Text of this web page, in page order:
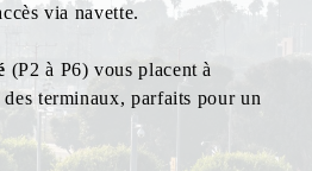
via navette.
(P2 à P6) vous placent à
terminaux, parfaits pour un